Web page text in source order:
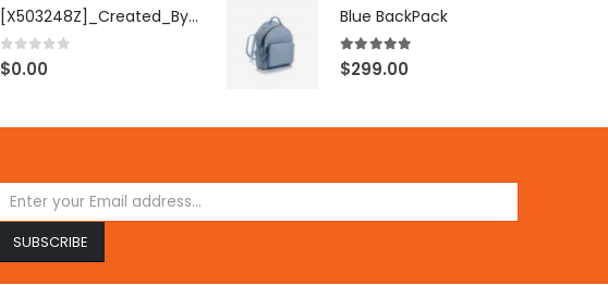
[X503248Z]_Created_By_FB
0 out of 5
$0.00
Blue BackPack
5.00out of 5
$299.00